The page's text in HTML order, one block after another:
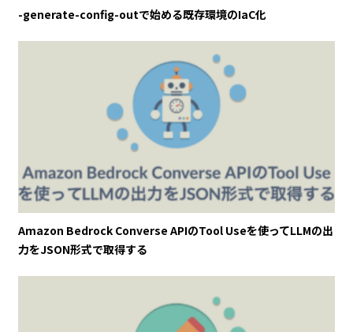
-generate-config-outで始める既存環境のIaC化
Amazon Bedrock Converse APIのTool Useを使ってLLMの出
力をJSON形式で取得する